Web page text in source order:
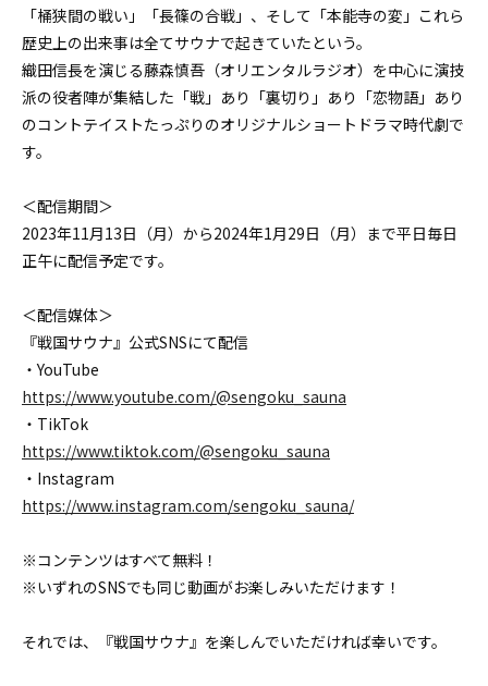
「桶狭間の戦い」「長篠の合戦」、そして「本能寺の変」これら
歴史上の出来事は全てサウナで起きていたという。
織田信長を演じる藤森慎吾（オリエンタルラジオ）を中心に演技
派の役者陣が集結した「戦」あり「裏切り」あり「恋物語」あり
のコントテイストたっぷりのオリジナルショートドラマ時代劇で
す。
＜配信期間＞
2023年11月13日（月）から2024年1月29日（月）まで平日毎日
正午に配信予定です。
＜配信媒体＞
『戦国サウナ』公式SNSにて配信
・YouTube
https://www.youtube.com/@sengoku_sauna
・TikTok
https://www.tiktok.com/@sengoku_sauna
・Instagram
https://www.instagram.com/sengoku_sauna/
※コンテンツはすべて無料！
※いずれのSNSでも同じ動画がお楽しみいただけます！
それでは、『戦国サウナ』を楽しんでいただければ幸いです。